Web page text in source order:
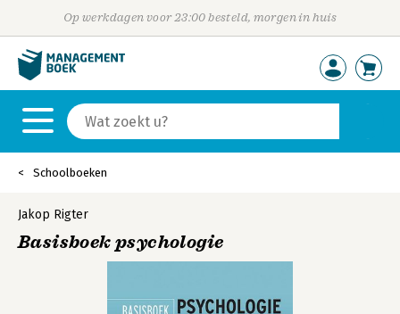
Op werkdagen voor 23:00 besteld, morgen in huis
Schoolboeken
Jakop Rigter
Basisboek psychologie